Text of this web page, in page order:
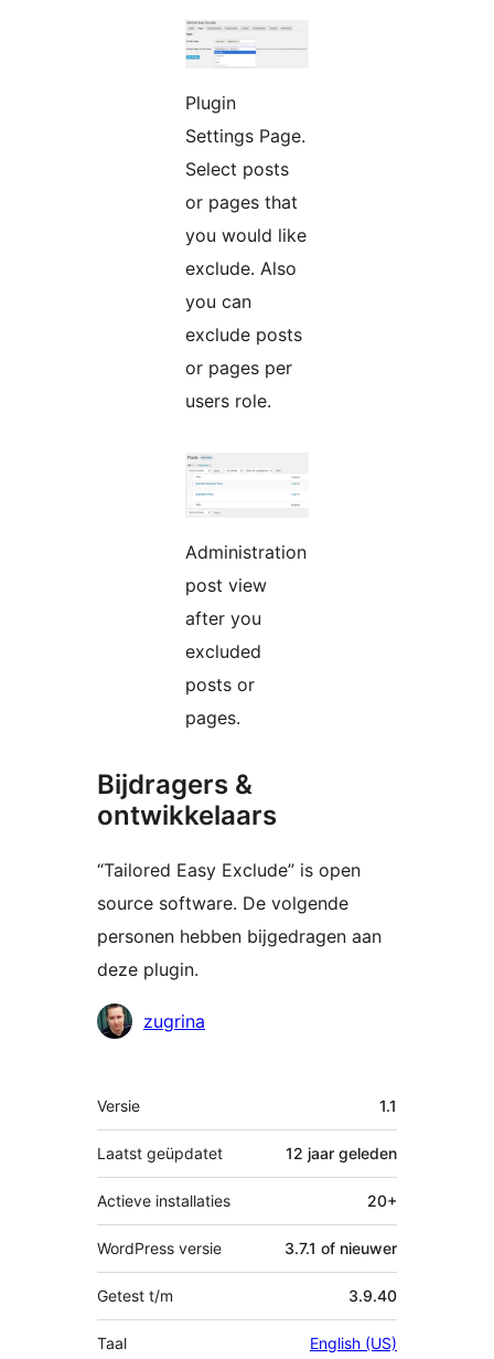
Plugin
Settings Page.
Select posts
or pages that
you would like
exclude. Also
you can
exclude posts
or pages per
users role.
Administration
post view
after you
excluded
posts or
pages.
Bijdragers &
ontwikkelaars
“Tailored Easy Exclude” is open
source software. De volgende
personen hebben bijgedragen aan
deze plugin.
Bijdragers
zugrina
Meta
Versie 1.1
Laatst geüpdatet 12 jaar geleden
Actieve installaties 20+
WordPress versie 3.7.1 of nieuwer
Getest t/m 3.9.40
Taal English (US)